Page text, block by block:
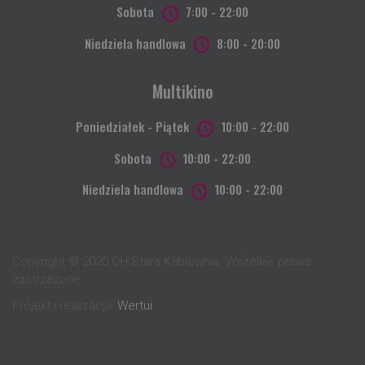
Sobota
7:00 - 22:00
Niedziela handlowa
8:00 - 20:00
Multikino
Poniedziałek - Piątek
10:00 - 22:00
Sobota
10:00 - 22:00
Niedziela handlowa
10:00 - 22:00
Wertui